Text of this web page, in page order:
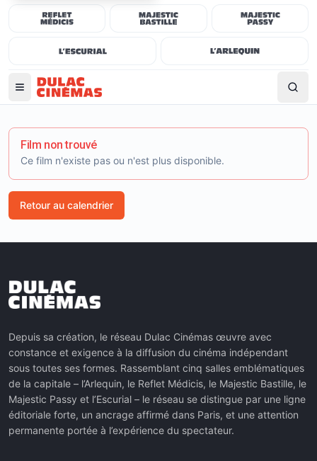
Film non trouvé
Ce film n'existe pas ou n'est plus disponible.
Retour au calendrier
Depuis sa création, le réseau Dulac Cinémas œuvre avec
constance et exigence à la diffusion du cinéma indépendant
sous toutes ses formes. Rassemblant cinq salles emblématiques
de la capitale – l’Arlequin, le Reflet Médicis, le Majestic Bastille, le
Majestic Passy et l’Escurial – le réseau se distingue par une ligne
éditoriale forte, un ancrage affirmé dans Paris, et une attention
permanente portée à l’expérience du spectateur.